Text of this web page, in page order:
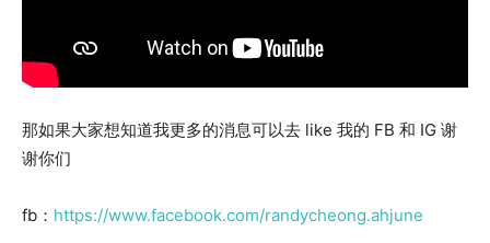
那如果大家想知道我更多的消息可以去 like 我的 FB 和 IG 谢
谢你们
fb： https://www.facebook.com/randycheong.ahjune